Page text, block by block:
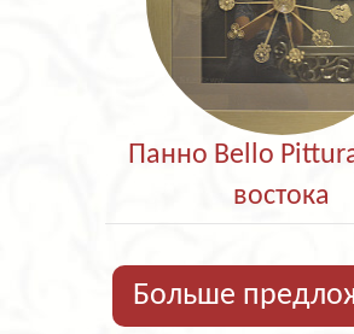
Панно Bello
востока
Больше